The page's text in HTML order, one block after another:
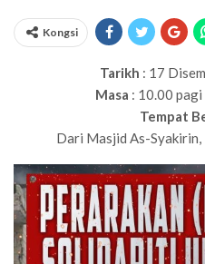
Kongsi
Tarikh : 17
Masa : 10.00
Tempat
Dari Masjid As-Syakirin,